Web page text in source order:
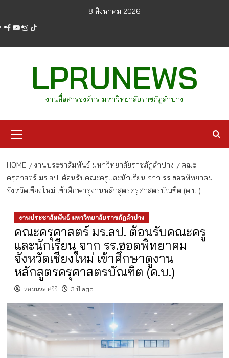
content
8 สิงหาคม 2026
facebook
youtube
instagram
tiktok
LPRUNEWS
งานสื่อสารองค์กร มหาวิทยาลัยราชภัฏลำปาง
Menu
HOME งานประชาสัมพันธ์ มหาวิทยาลัยราชภัฏลำปาง
คณะ
ครุศาสตร์ มร.ลป. ต้อนรับคณะครูและนักเรียน จาก รร.ฮอดพิทยาคม
จังหวัดเชียงใหม่ เข้าศึกษาดูงานหลักสูตรครุศาสตรบัณฑิต (ค.บ.)
งานประชาสัมพันธ์ มหาวิทยาลัยราชภัฏลำปาง
คณะครุศาสตร์ มร.ลป. ต้อนรับคณะครู
และนักเรียน จาก รร.ฮอดพิทยาคม
จังหวัดเชียงใหม่ เข้าศึกษาดูงาน
หลักสูตรครุศาสตรบัณฑิต (ค.บ.)
หอมนวล ศรีริ 3 ปี ago